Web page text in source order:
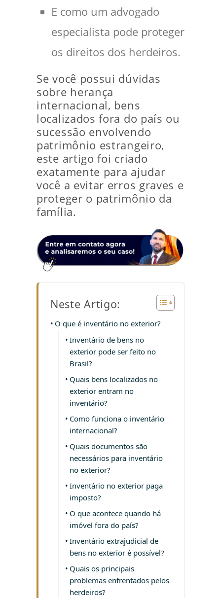
E como um advogado
especialista pode proteger
os direitos dos herdeiros.
Se você possui dúvidas
sobre herança
internacional, bens
localizados fora do país ou
sucessão envolvendo
patrimônio estrangeiro,
este artigo foi criado
exatamente para ajudar
você a evitar erros graves e
proteger o patrimônio da
família.
Neste Artigo:
O que é inventário no exterior?
Inventário de bens no
exterior pode ser feito no
Brasil?
Quais bens localizados no
exterior entram no
inventário?
Como funciona o inventário
internacional?
Quais documentos são
necessários para inventário
no exterior?
Inventário no exterior paga
imposto?
O que acontece quando há
imóvel fora do país?
Inventário extrajudicial de
bens no exterior é possível?
Quais os principais
problemas enfrentados pelos
herdeiros?